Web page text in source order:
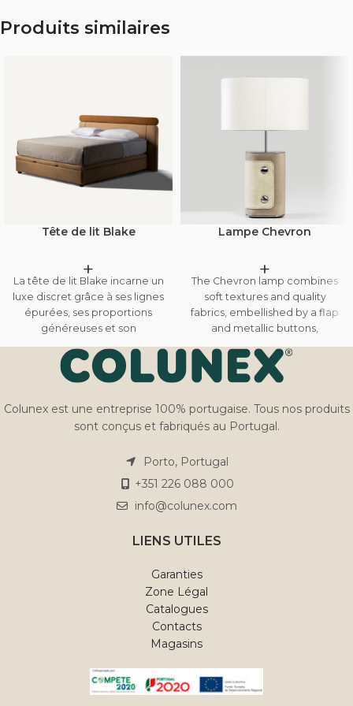
Produits similaires
Tête de lit Blake
+
La tête de lit Blake incarne un
luxe discret grâce à ses lignes
épurées, ses proportions
généreuses et son
revêtement soigné. Conçue
pour le confort et l'harmonie
visuelle, elle offre une
raffinée avec des tissus et des
finitions personnalisables,
aux intérieurs contemporains
Lampe Chevron
+
The Chevron lamp combines
soft textures and quality
fabrics, embellished by a flap
and metallic buttons,
combining luxury and
comfort.
Colunex est une entreprise 100% portugaise. Tous nos produits
sont conçus et fabriqués au Portugal.
Porto, Portugal
+351 226 088 000
info@colunex.com
LIENS UTILES
Garanties
Zone Légal
Catalogues
Contacts
Magasins